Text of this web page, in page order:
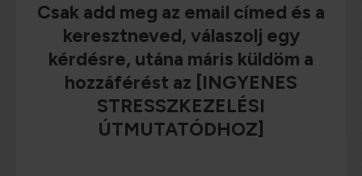
Csak add meg az email címed és a
keresztneved, válaszolj egy
kérdésre, utána máris küldöm a
hozzáférést az [INGYENES
STRESSZKEZELÉSI
ÚTMUTATÓDHOZ]